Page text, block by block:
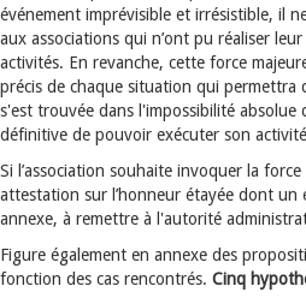
événement imprévisible et irrésistible, il
aux associations qui n’ont pu réaliser
activités. En revanche, cette force
précis de chaque situation qui permettra
s'est trouvée dans l'impossibilité absolue
définitive de pouvoir exécuter son
Si l’association souhaite invoquer la
attestation sur l’honneur étayée dont un
annexe, à remettre à l'autorité
Figure également en annexe des
fonction des cas rencontrés. Cinq